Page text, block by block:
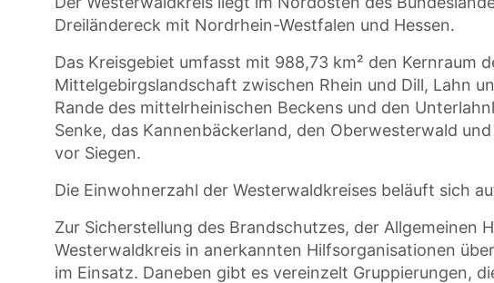
Dreiländereck mit Nordrhein-Westfalen und Hessen.
Das Kreisgebiet umfasst mit 988,73 km² den Kernraum
Mittelgebirgslandschaft zwischen Rhein und Dill, Lahn
Rande des mittelrheinischen Beckens und den
Senke, das Kannenbäckerland, den Oberwesterwald
vor Siegen.
Die Einwohnerzahl der Westerwaldkreises beläuft sich
Zur Sicherstellung des Brandschutzes, der Allgemeinen
Westerwaldkreis in anerkannten Hilfsorganisationen
im Einsatz. Daneben gibt es vereinzelt Gruppierungen,